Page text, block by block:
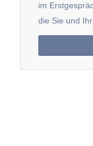
im
die Sie und